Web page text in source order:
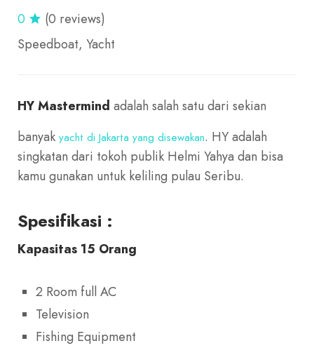
0
(0 reviews)
Speedboat Yacht
HY Mastermind adalah salah satu dari sekian
banyak yacht di Jakarta yang disewakan. HY adalah
singkatan dari tokoh publik Helmi Yahya dan bisa
kamu gunakan untuk keliling pulau Seribu.
Spesifikasi :
Kapasitas 15 Orang
2 Room full AC
Television
Fishing Equipment